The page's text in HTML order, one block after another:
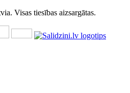
Visas tiesības aizsargātas.